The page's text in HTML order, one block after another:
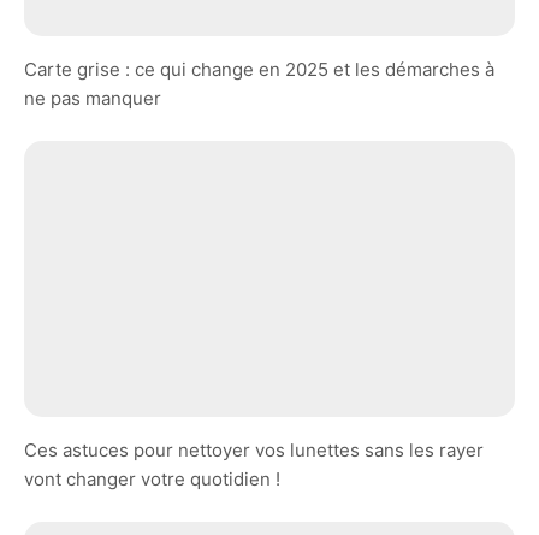
Carte grise : ce qui change en 2025 et les démarches à
ne pas manquer
Ces astuces pour nettoyer vos lunettes sans les rayer
vont changer votre quotidien !